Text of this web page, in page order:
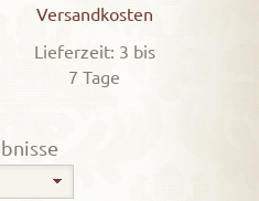
Versandkosten
Lieferzeit: 3 bis
7 Tage